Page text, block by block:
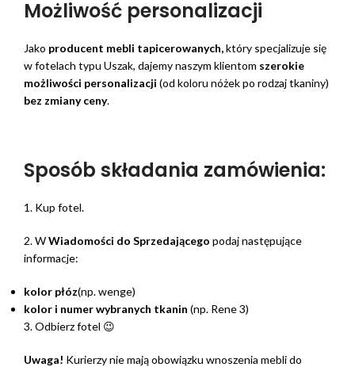
Możliwość personalizacji
Jako producent mebli tapicerowanych,który specjalizuje się
w fotelach typu Uszak, dajemy naszym klientom szerokie
możliwości personalizacji (od koloru nóżek po rodzaj tkaniny)
bez zmiany ceny.
Sposób składania zamówienia:
1. Kup fotel.
2. WWiadomości do Sprzedającego podaj następujące
informacje:
kolor płóz(np. wenge)
kolor i numer wybranych tkanin (np. Rene 3)
3. Odbierz fotel 😉
Uwaga! Kurierzy nie mają obowiązku wnoszenia mebli do